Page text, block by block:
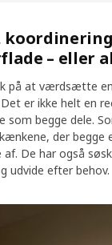
– eller
på at værdsætte
er ikke helt en
som begge dele.
der
De har også
udvide efter behov.